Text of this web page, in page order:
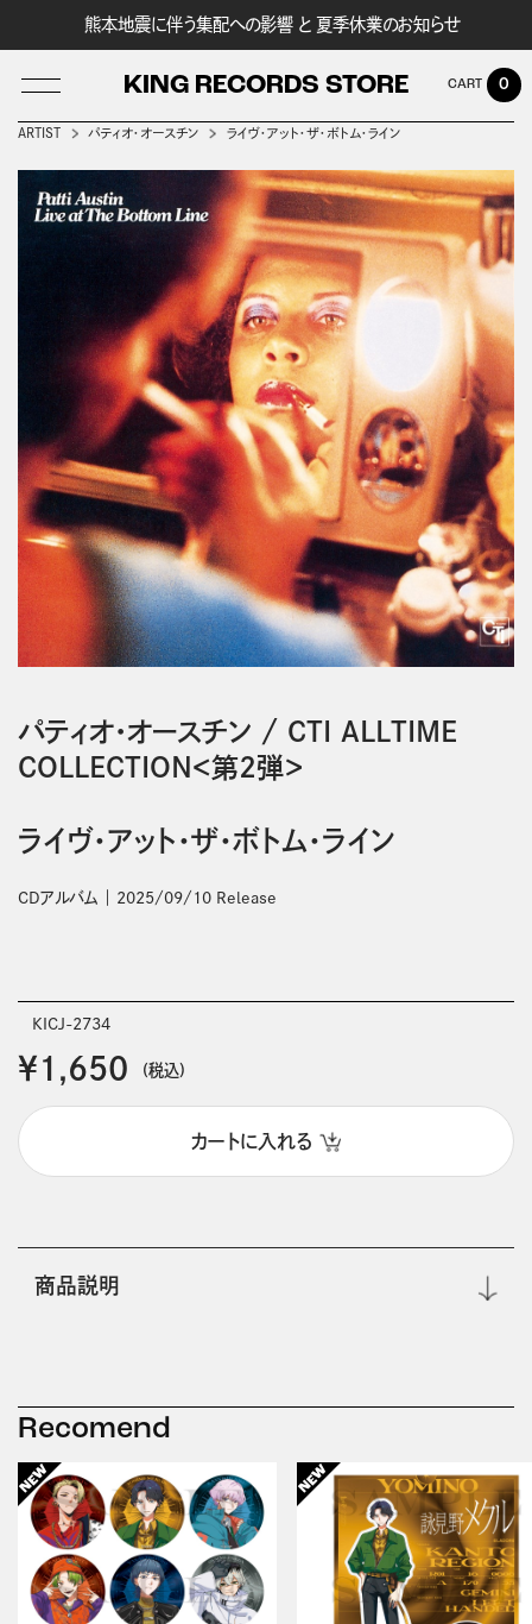
熊本地震に伴う集配への影響 と 夏季休業のお知らせ
KING RECORDS STORE
LOG IN
0
ARTIST パティオ・オースチン ライヴ・アット・ザ・ボトム・ライン
パティオ・オースチン / CTI ALLTIME
COLLECTION＜第2弾＞
ライヴ・アット・ザ・ボトム・ライン
CDアルバム 2025/09/10 Release
KICJ-2734
￥1,650 (税込)
カートに入れる
商品説明
Recomend